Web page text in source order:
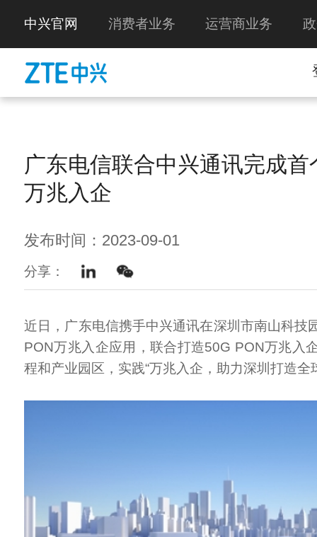
中兴官网 消费者业务 运营商业务
广东电信联合中兴通讯完成首
万兆入企
发布时间：2023-09-01
分享：
近日，广东电信携手中兴通讯在深圳市南山科技
PON万兆入企应用，联合打造50G PON万兆入
程和产业园区，实践“万兆入企，助力深圳打造全